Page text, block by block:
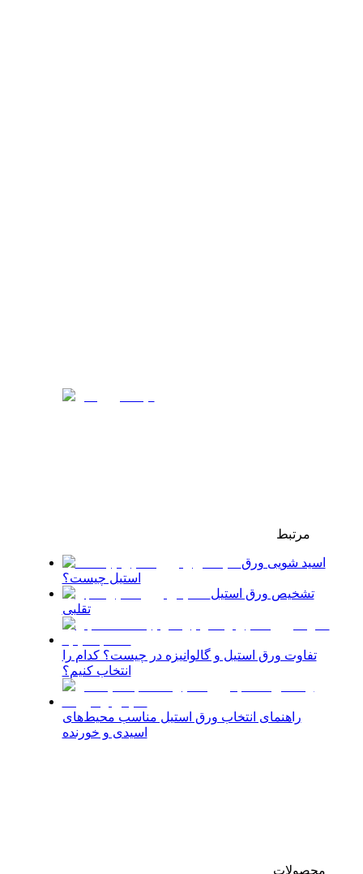
مرتبط
اسید شویی ورق
استیل چیست؟
تشخیص ورق استیل
تقلبی
تفاوت ورق استیل و گالوانیزه در چیست؟ کدام را
انتخاب کنیم؟
راهنمای انتخاب ورق استیل مناسب محیط‌های
اسیدی و خورنده
محصولات